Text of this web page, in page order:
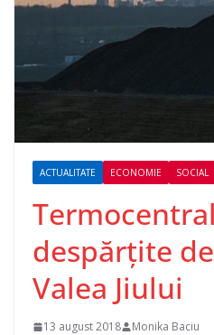
ACTUALITATE ECONOMIE SOCIAL
despărțite
Valea Jiului
13 august 2018 Monika Baciu